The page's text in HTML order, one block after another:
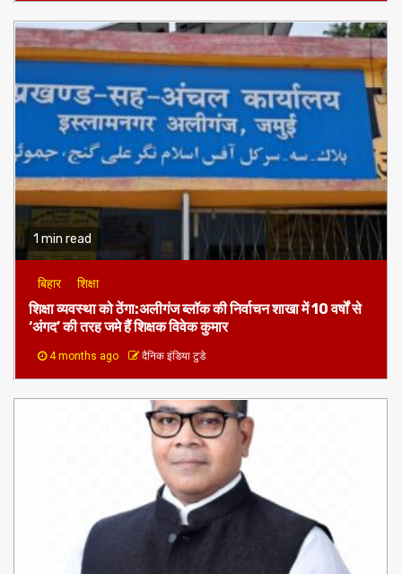
1 min read
बिहार शिक्षा
शिक्षा व्यवस्था को ठेंगा:अलीगंज ब्लॉक की निर्वाचन शाखा में 10 वर्षों से
‘अंगद’ की तरह जमे हैं शिक्षक विवेक कुमार
4 months ago दैनिक इंडिया टुडे